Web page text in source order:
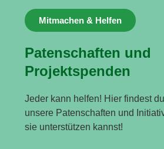
Mitmachen & Helfen
Patenschaften und
Projektspenden
Jeder kann helfen! Hier findest
unsere Patenschaften und
sie unterstützen kannst!